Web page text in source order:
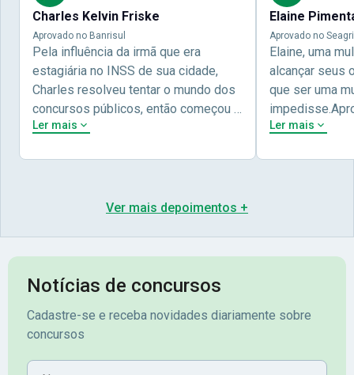
Charles Kelvin Friske
Aprovado no Banrisul
Pela influência da irmã que era
estagiária no INSS de sua cidade,
Charles resolveu tentar o mundo dos
concursos públicos, então começou a
estudar com contéudo gratuito que a
preparação completa, e o resultado
abriu o concurso para o Banco da sua
cidade, o Banrisul. Se tornou
assinante premium e em seguida
mérito no concurso do
Banrisul.Charles Kelvin Friske -
Ler mais
Elaine
Aprovado no
Elaine, uma
alcançar seus
que ser uma
concursos
sua vida e
obstáculos
Pimenta -
Ler mais
Ver mais depoimentos +
Notícias de concursos
Cadastre-se e receba novidades diariamente sobre
concursos
Nome